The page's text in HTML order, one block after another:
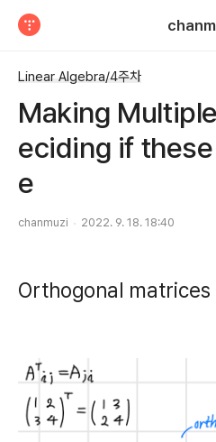
Linear Algebra/4주차
Making
eciding if
e
chanmuzi 2022. 9. 18. 18:40
Orthogonal matrices